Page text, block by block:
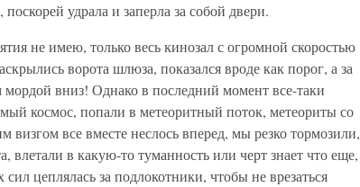
удрала и заперла за собой двери.
не имею, только весь кинозал с огромной скоростью
ворота шлюза, показался вроде как порог, а за
вниз! Однако в последний момент все-таки
космос, попали в метеоритный поток, метеориты со
визгом все вместе неслось вперед, мы резко тормозили,
влетали в какую-то туманность или черт знает что еще,
цеплялась за подлокотники, чтобы не врезаться